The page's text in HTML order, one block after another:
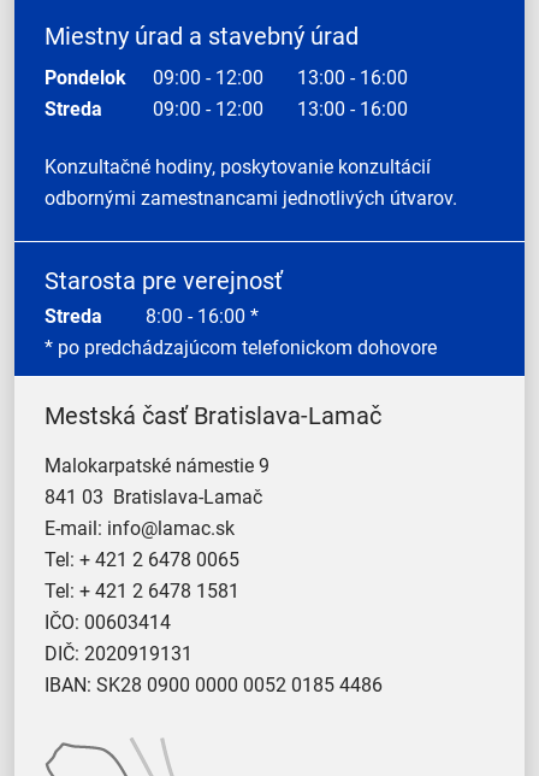
Miestny úrad a stavebný úrad
Pondelok 09:00 - 12:00
13:00 - 16:00
Streda
09:00 - 12:00 13:00 - 16:00
Konzultačné hodiny, poskytovanie konzultácií
odbornými zamestnancami jednotlivých útvarov.
Starosta pre verejnosť
Streda 8:00 - 16:00 *
* po predchádzajúcom telefonickom dohovore
Mestská časť Bratislava-Lamač
Malokarpatské námestie 9
841 03 Bratislava-Lamač
E-mail: info@lamac.sk
Tel: + 421 2 6478 0065
Tel: + 421 2 6478 1581
IČO: 00603414
DIČ: 2020919131
IBAN: SK28 0900 0000 0052 0185 4486